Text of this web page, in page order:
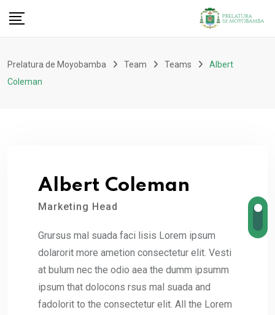
Prelatura de Moyobamba Team Teams
Albert
Coleman
Albert Coleman
Marketing Head
Grursus mal suada faci lisis Lorem ipsum
dolarorit more ametion consectetur elit. Vesti
at bulum nec the odio aea the dumm ipsumm
ipsum that dolocons rsus mal suada and
fadolorit to the consectetur elit. All the Lorem